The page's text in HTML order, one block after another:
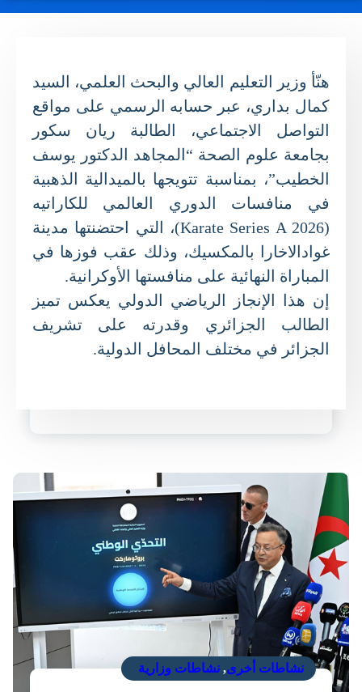
هنّأ وزير التعليم العالي والبحث العلمي، السيد
كمال بداري، عبر حسابه الرسمي على مواقع
التواصل الاجتماعي، الطالبة ريان سكور
بجامعة علوم الصحة “المجاهد الدكتور يوسف
الخطيب”، بمناسبة تتويجها بالميدالية الذهبية
في منافسات الدوري العالمي للكاراتيه
(Karate Series A 2026)، التي احتضنتها مدينة
غوادالاخارا بالمكسيك، وذلك عقب فوزها في
المباراة النهائية على منافستها الأوكرانية.
إن هذا الإنجاز الرياضي الدولي يعكس تميز
الطالب الجزائري وقدرته على تشريف
الجزائر في مختلف المحافل الدولية.
نشاطات أخرى,نشاطات وزارية